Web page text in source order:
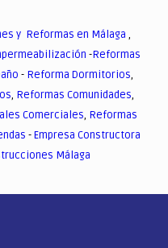
y Reformas en Málaga ,
-Reformas
- Reforma Dormitorios,
, Reformas Comunidades,
Comerciales, Reformas
-Empresa Constructora
Málaga